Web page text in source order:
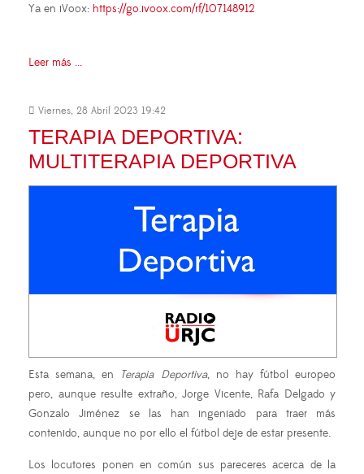
Ya en iVoox: https://go.ivoox.com/rf/107148912
Leer más ...
Viernes, 28 Abril 2023 19:42
TERAPIA DEPORTIVA:
MULTITERAPIA DEPORTIVA
Esta semana, en Terapia Deportiva, no hay fútbol europeo
pero, aunque resulte extraño, Jorge Vicente, Rafa Delgado y
Gonzalo Jiménez se las han ingeniado para traer más
contenido, aunque no por ello el fútbol deje de estar presente.
Los locutores ponen en común sus pareceres acerca de la